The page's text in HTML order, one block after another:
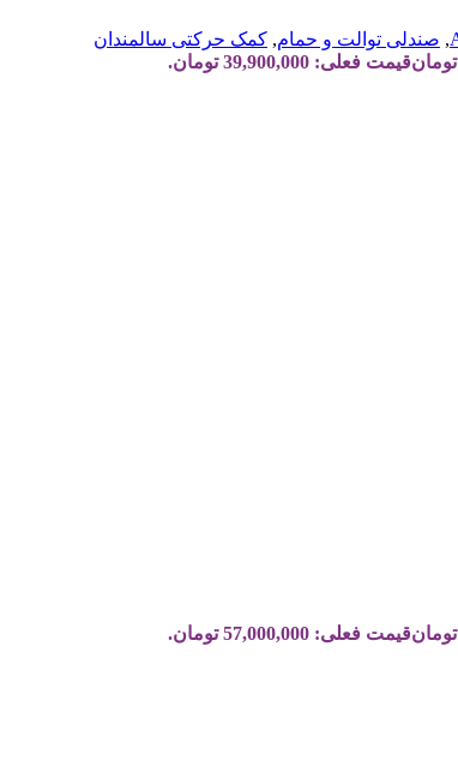
, صندلی توالت و حمام, کمک حرکتی سالمندان
تومانقیمت فعلی: 39,900,000 تومان.
تومانقیمت فعلی: 57,000,000 تومان.